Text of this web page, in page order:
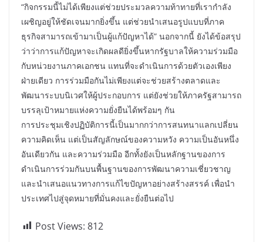
“กิจกรรมนี้ไม่ได้เพียงแต่ช่วยประมวลความท้าทายที่เรากำลัง
เผชิญอยู่ให้ชัดเจนมากยิ่งขึ้น แต่ช่วยนำเสนอรูปแบบที่ภาค
ธุรกิจสามารถเข้ามาเป็นผู้แก้ปัญหาได้” นอกจากนี้ ยังได้ข้อสรุป
ว่าว่าการแก้ปัญหาจะเกิดผลดียิ่งขึ้นหากรัฐบาลให้ความร่วมมือ
กับหน่วยงานภาคเอกชน แทนที่จะดำเนินการด้วยตัวเองเพียง
ฝ่ายเดียว การร่วมมือกันไม่เพียงแต่จะช่วยสร้างตลาดและ
พัฒนาระบบนิเวศให้ผู้ประกอบการ แต่ยังช่วยให้ภาครัฐสามารถ
บรรลุเป้าหมายแห่งความยั่งยืนได้พร้อมๆ กัน
การประชุมเชิงปฏิบัติการนี้เป็นมากกว่าการสนทนาแลกเปลี่ยน
ความคิดเห็น แต่เป็นสัญลักษณ์ของความหวัง ความเป็นอันหนึ่ง
อันเดียวกัน และความร่วมมือ อีกทั้งยังเป็นหลักฐานของการ
ดำเนินการร่วมกันบนพื้นฐานของการพัฒนาความเชี่ยวชาญ
และนำเสนอแนวทางการแก้ไขปัญหาอย่างสร้างสรรค์ เพื่อนำ
ประเทศไปสู่จุดหมายที่มั่นคงและยั่งยืนต่อไป
Post Views: 812